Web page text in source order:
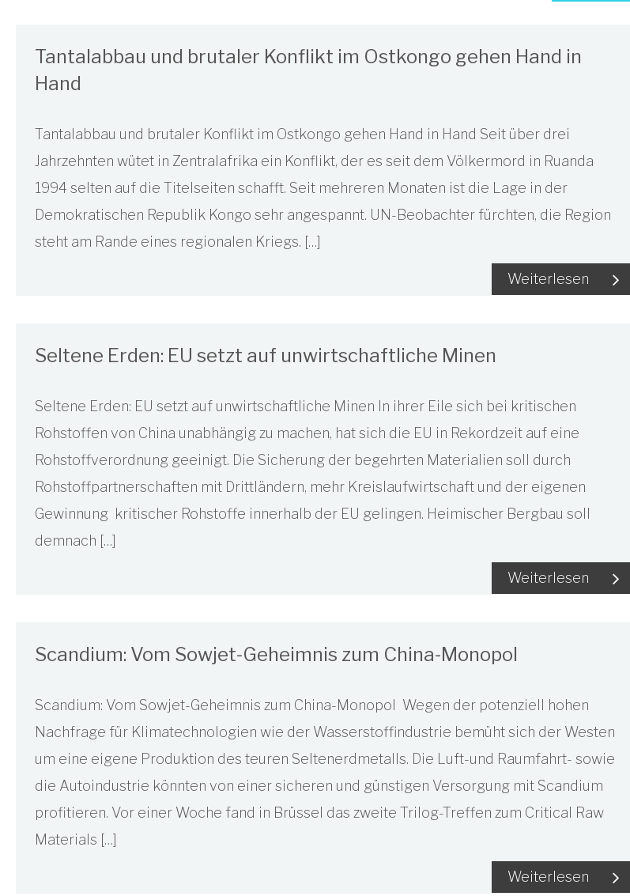
Tantalabbau und brutaler Konflikt im Ostkongo gehen Hand in
Hand
Tantalabbau und brutaler Konflikt im Ostkongo gehen Hand in Hand Seit über drei
Jahrzehnten wütet in Zentralafrika ein Konflikt, der es seit dem Völkermord in Ruanda
1994 selten auf die Titelseiten schafft. Seit mehreren Monaten ist die Lage in der
Demokratischen Republik Kongo sehr angespannt. UN-Beobachter fürchten, die Region
steht am Rande eines regionalen Kriegs. […]
Weiterlesen
Seltene Erden: EU setzt auf unwirtschaftliche Minen
Seltene Erden: EU setzt auf unwirtschaftliche Minen In ihrer Eile sich bei kritischen
Rohstoffen von China unabhängig zu machen, hat sich die EU in Rekordzeit auf eine
Rohstoffverordnung geeinigt. Die Sicherung der begehrten Materialien soll durch
Rohstoffpartnerschaften mit Drittländern, mehr Kreislaufwirtschaft und der eigenen
Gewinnung kritischer Rohstoffe innerhalb der EU gelingen. Heimischer Bergbau soll
demnach […]
Weiterlesen
Scandium: Vom Sowjet-Geheimnis zum China-Monopol
Scandium: Vom Sowjet-Geheimnis zum China-Monopol Wegen der potenziell hohen
Nachfrage für Klimatechnologien wie der Wasserstoffindustrie bemüht sich der Westen
um eine eigene Produktion des teuren Seltenerdmetalls. Die Luft-und Raumfahrt- sowie
die Autoindustrie könnten von einer sicheren und günstigen Versorgung mit Scandium
profitieren. Vor einer Woche fand in Brüssel das zweite Trilog-Treffen zum Critical Raw
Materials […]
Weiterlesen